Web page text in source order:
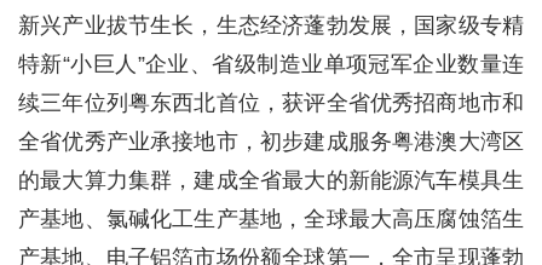
新兴产业拔节生长，生态经济蓬勃发展，国家级专精
特新“小巨人”企业、省级制造业单项冠军企业数量连
续三年位列粤东西北首位，获评全省优秀招商地市和
全省优秀产业承接地市，初步建成服务粤港澳大湾区
的最大算力集群，建成全省最大的新能源汽车模具生
产基地、氯碱化工生产基地，全球最大高压腐蚀箔生
产基地、电子铝箔市场份额全球第一，全市呈现蓬勃